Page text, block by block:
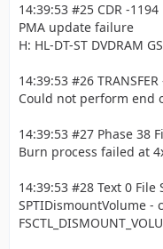
14:39:53 #25 CDR -
PMA update failure
H: HL-DT-ST DVDRAM
14:39:53 #26
Could not perform end
14:39:53 #27 Phase 38
Burn process failed at
14:39:53 #28 Text 0 File
SPTIDismountVolume